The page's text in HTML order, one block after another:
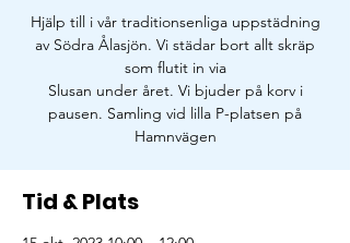
Hjälp till i vår traditionsenliga uppstädning
av Södra Ålasjön. Vi städar bort allt skräp
som flutit in via
Slusan under året. Vi bjuder på korv i
pausen. Samling vid lilla P-platsen på
Hamnvägen
Tid & Plats